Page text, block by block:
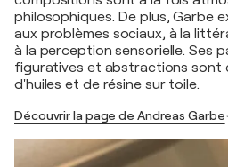
philosophiques. De plus, Garbe
aux problèmes sociaux, à la
à la perception sensorielle. Ses
figuratives et abstractions sont
d'huiles et de résine sur toile.
Découvrir la page de Andreas Garbe